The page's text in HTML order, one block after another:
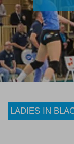
LADIES IN